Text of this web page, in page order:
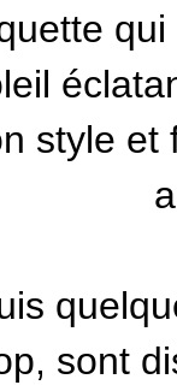
style
sont